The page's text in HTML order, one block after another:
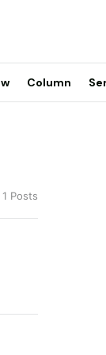
Column
Posts